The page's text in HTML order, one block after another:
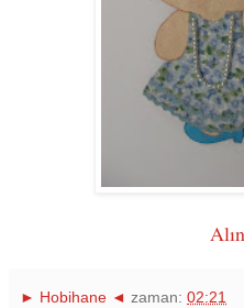
► Hobihane ◄ zaman: 02:21